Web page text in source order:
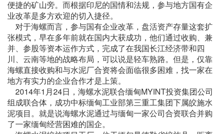
便捷的矿山旁。而根据印尼的国情和法规，参与地方国有企
业改革是多方欢迎的切入捷径。
对于海螺而言，参与国有企业改革，盘活资产存量这套扩
张模式，早在多年前就在国内大获成功，他们通过收购、兼
并、参股等资本运作方式，完成了在我国长江经济带和四
川、云南等地的战略布局，可以说是轻车熟路。但是，仅靠
海螺直接收购和与水泥厂合资将会面临很多困难，找一家在
地方有实力的企业合作才是上策。
2014年1月24日，海螺水泥联合缅甸MYINT投资集团公司
组成联合体，成功中标缅甸工业部第三重工集团下属皎施水
泥项目。就是说海螺水泥通过与缅甸一家公司合资联合并购
了一家缅甸经营困难的国企。